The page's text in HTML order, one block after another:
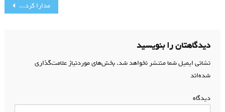
مدارا کردن با مردم
دیدگاهتان را بنویسید
نشانی ایمیل شما منتشر نخواهد شد.بخش‌های موردنیاز علامت‌گذاری
شده‌اند
دیدگاه